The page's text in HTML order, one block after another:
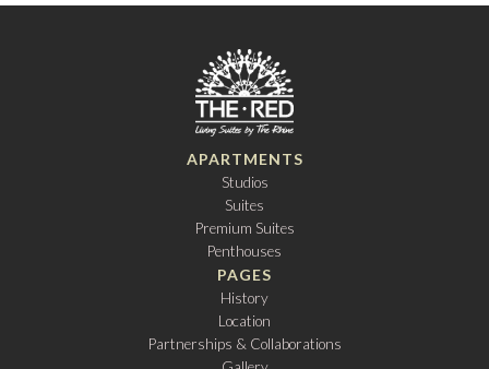
APARTMENTS
Studios
Suites
Premium Suites
Penthouses
PAGES
History
Location
Partnerships & Collaborations